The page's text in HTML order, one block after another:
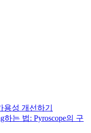
용성 개선하기
는 법: Pyroscope의 구